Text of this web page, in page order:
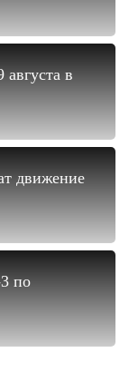
в
движение
по